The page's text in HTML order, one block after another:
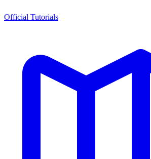
Official Tutorials